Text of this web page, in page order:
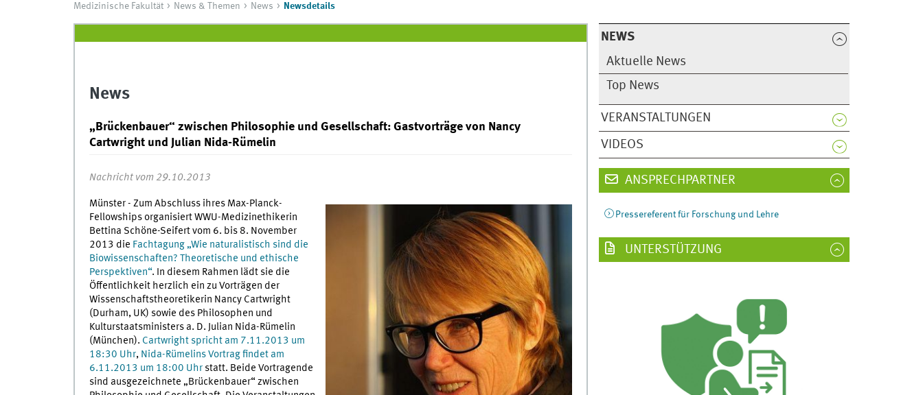
Medizinische Fakultät News & Themen News Newsdetails
NEWS
Aktuelle News
Top News
VERANSTALTUNGEN
VIDEOS
News
„Brückenbauer“ zwischen Philosophie und Gesellschaft: Gastvorträge von Nancy
Cartwright und Julian Nida-Rümelin
Nachricht vom 29.10.2013
Münster - Zum Abschluss ihres Max-Planck-
Fellowships organisiert WWU-Medizinethikerin
Bettina Schöne-Seifert vom 6. bis 8. November
2013 die Fachtagung „Wie naturalistisch sind die
Biowissenschaften? Theoretische und ethische
Perspektiven“. In diesem Rahmen lädt sie die
Öffentlichkeit herzlich ein zu Vorträgen der
Wissenschaftstheoretikerin Nancy Cartwright
(Durham, UK) sowie des Philosophen und
Kulturstaatsministers a. D. Julian Nida-Rümelin
(München). Cartwright spricht am 7.11.2013 um
18:30 Uhr, Nida-Rümelins Vortrag findet am
6.11.2013 um 18:00 Uhrstatt. Beide Vortragende
sind ausgezeichnete „Brückenbauer“ zwischen
ANSPRECHPARTNER
Pressereferent für Forschung und Lehre
UNTERSTÜTZUNG